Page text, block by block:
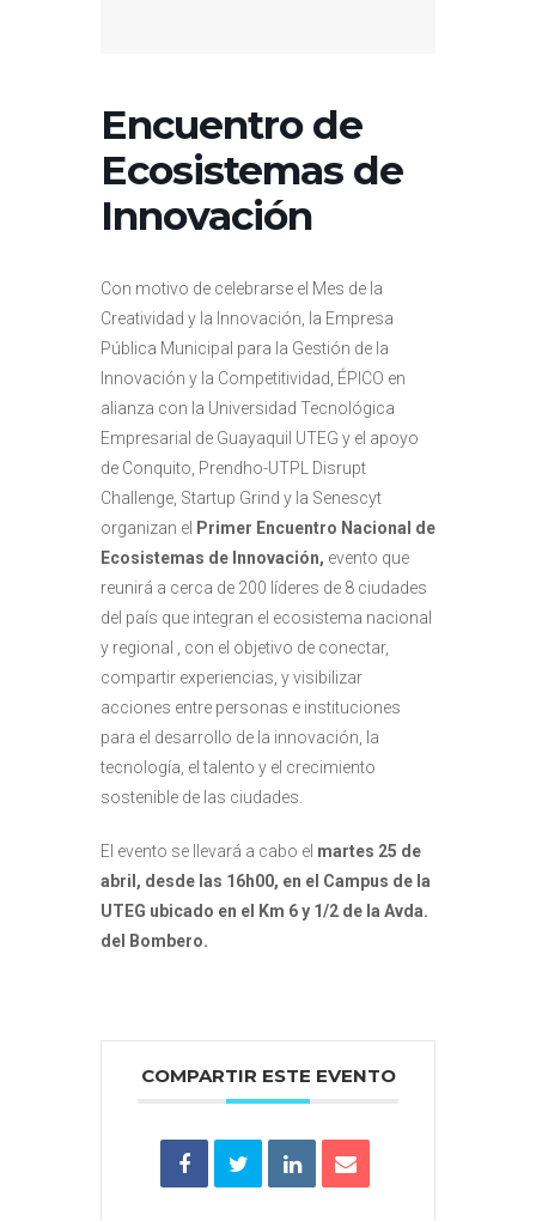
Encuentro de
Ecosistemas de
Innovación
Con motivo de celebrarse el Mes de la
Creatividad y la Innovación, la Empresa
Pública Municipal para la Gestión de la
Innovación y la Competitividad, ÉPICO en
alianza con la Universidad Tecnológica
Empresarial de Guayaquil UTEG y el apoyo
de Conquito, Prendho-UTPL Disrupt
Challenge, Startup Grind y la Senescyt
organizan el Primer Encuentro Nacional de
Ecosistemas de Innovación, evento que
reunirá a cerca de 200 líderes de 8 ciudades
del país que integran el ecosistema nacional
y regional , con el objetivo de conectar,
compartir experiencias, y visibilizar
acciones entre personas e instituciones
para el desarrollo de la innovación, la
tecnología, el talento y el crecimiento
sostenible de las ciudades.
El evento se llevará a cabo el martes 25 de
abril, desde las 16h00, en el Campus de la
UTEG ubicado en el Km 6 y 1/2 de la Avda.
del Bombero.
COMPARTIR ESTE EVENTO